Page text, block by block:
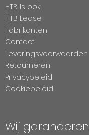
HTB Is ook
HTB Lease
Fabrikanten
Contact
Leveringsvoorwaarden
Retourneren
Privacybeleid
Cookiebeleid
Wij garanderen